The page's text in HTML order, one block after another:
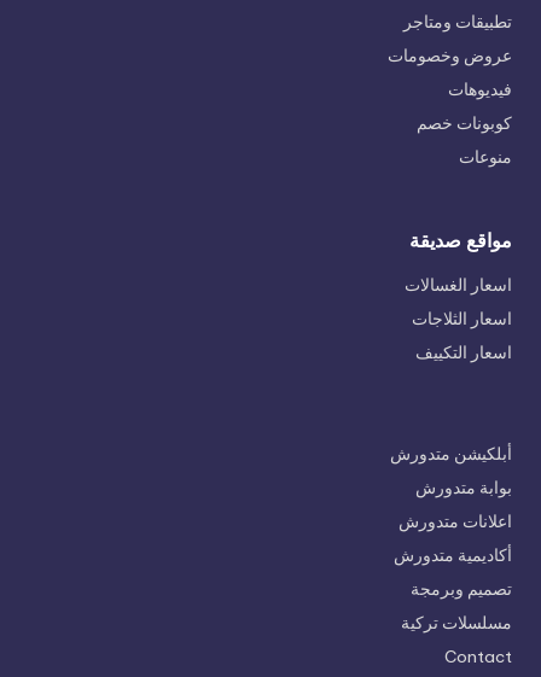
تطبيقات ومتاجر
عروض وخصومات
فيديوهات
كوبونات خصم
منوعات
مواقع صديقة
اسعار الغسالات
اسعار الثلاجات
اسعار التكييف
أبلكيشن متدورش
بوابة متدورش
اعلانات متدورش
أكاديمية متدورش
تصميم وبرمجة
مسلسلات تركية
Contact